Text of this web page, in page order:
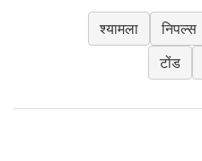
श्यामला निपल्स
टोंड